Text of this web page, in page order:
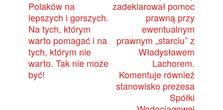
Polaków na
lepszych i gorszych.
Na tych, którym
warto pomagać i na
tych, którym nie
warto. Tak nie może
być!
zadeklarował pomoc
prawną przy
ewentualnym
prawnym „starciu” z
Władysławem
Lachorem.
Komentuje również
stanowisko prezesa
Spółki